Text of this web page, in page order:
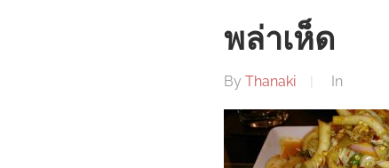
พล่าเห็ด
By Thanaki In